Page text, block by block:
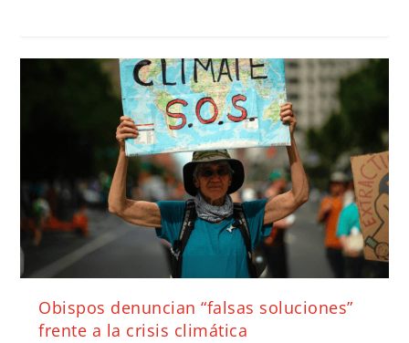
Obispos denuncian “falsas soluciones”
frente a la crisis climática